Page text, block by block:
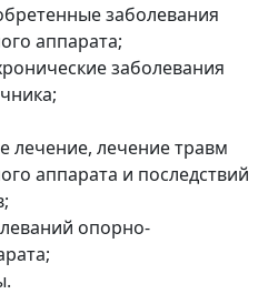
заболевания
аппарата;
заболевания
лечение, лечение травм
аппарата и последствий
опорно-